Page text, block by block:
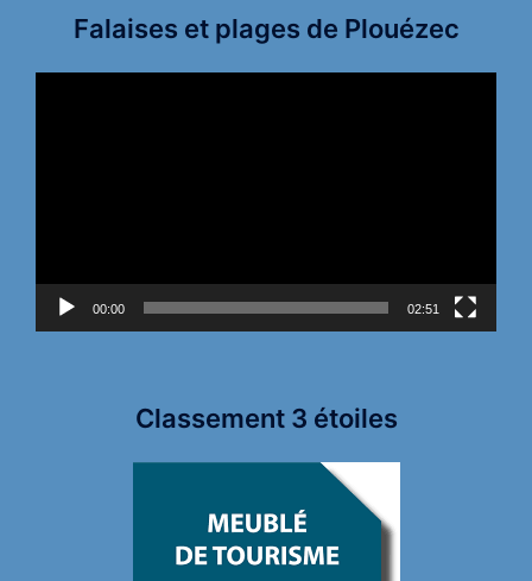
Falaises et plages de Plouézec
00:00 02:51
Classement 3 étoiles